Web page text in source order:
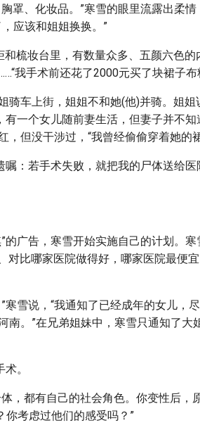
罩、化妆品。”寒雪的眼里流露出柔情
应该和姐姐换换。”
梳妆台里，有数量众多、五颜六色的
我手术前还花了2000元买了块裙子布
车上街，姐姐不和她(他)并骑。姐姐
一个女儿随前妻生活，但妻子并不
但没干涉过，“我曾经偷偷穿着她的裙
：若手术失败，就把我的尸体送给医
广告，寒雪开始实施自己的计划。寒
对比哪家医院做得好，哪家医院最便
雪说，“我通知了已经成年的女儿，
南。”在兄弟姐妹中，寒雪只通知了大
。
，都有自己的社会角色。你变性后，
你考虑过他们的感受吗？”